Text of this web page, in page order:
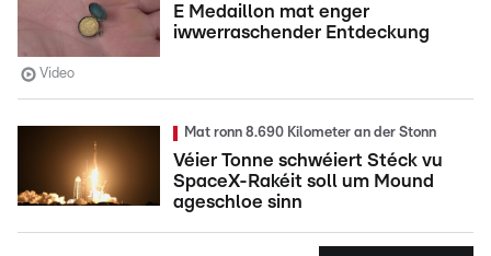
E Medaillon mat enger
iwwerraschender Entdeckung
Video
Mat ronn 8.690 Kilometer an der Stonn
Véier Tonne schwéiert Stéck vu
SpaceX-Rakéit soll um Mound
ageschloe sinn